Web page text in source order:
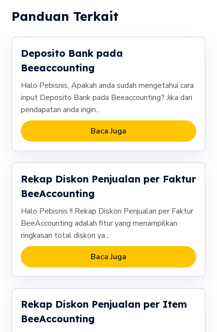
Panduan Terkait
Deposito Bank pada
Beeaccounting
Halo Pebisnis, Apakah anda sudah mengetahui cara
input Deposito Bank pada Beeaccounting? Jika dari
pendapatan anda ingin...
Baca Juga
Rekap Diskon Penjualan per Faktur
BeeAccounting
Halo Pebisnis !! Rekap Diskon Penjualan per Faktur
BeeAccounting adalah fitur yang menampilkan
ringkasan total diskon ya...
Baca Juga
Rekap Diskon Penjualan per Item
BeeAccounting